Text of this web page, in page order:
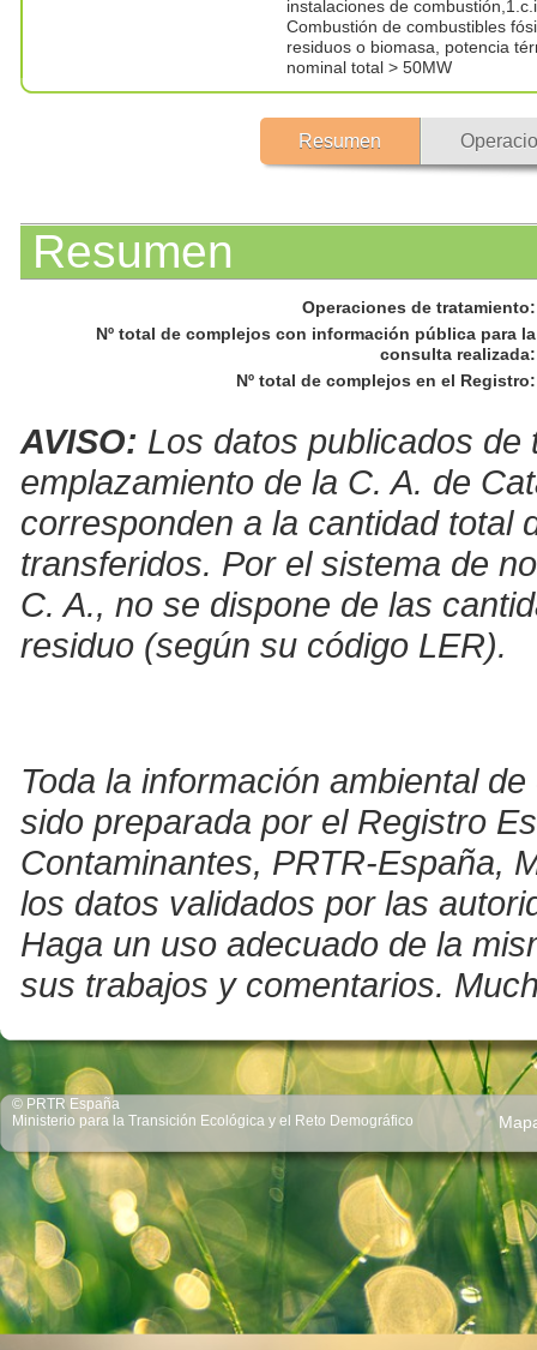
instalaciones de
Combustión de combustibles
residuos o biomasa, potencia
nominal total > 50MW
Resumen
Resumen
Operaciones de tratamiento:
Nº total de complejos con información pública para la
consulta realizada:
Nº total de complejos en el Registro:
AVISO: Los datos publicados
emplazamiento de la C. A. de
corresponden a la cantidad total
transferidos. Por el sistema de
C. A., no se dispone de las
residuo (según su código LER).
Toda la información ambiental
sido preparada por el Registro
Contaminantes, PRTR-España,
los datos validados por las
Haga un uso adecuado de la
sus trabajos y comentarios.
© PRTR España
Ministerio para la Transición Ecológica y el Reto Demográfico